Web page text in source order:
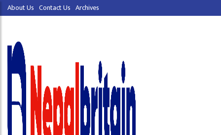
About Us Contact Us Archives